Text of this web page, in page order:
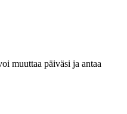
muuttaa päiväsi ja antaa